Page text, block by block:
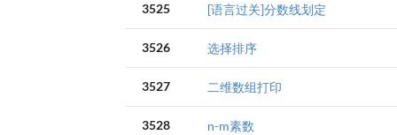
3525 [语言过关]分数线划定
3526 选择排序
3527 二维数组打印
3528 n-m素数